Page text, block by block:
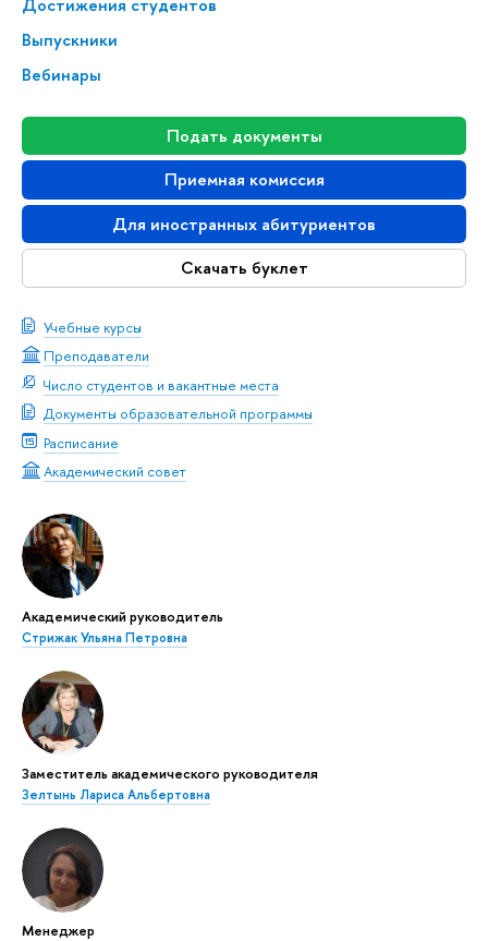
Достижения студентов
Выпускники
Вебинары
Подать документы
Приемная комиссия
Для иностранных абитуриентов
Скачать буклет
Учебные курсы
Преподаватели
Число студентов и вакантные места
Документы образовательной программы
Расписание
Академический совет
Академический руководитель
Стрижак Ульяна Петровна
Заместитель академического руководителя
Зелтынь Лариса Альбертовна
Менеджер